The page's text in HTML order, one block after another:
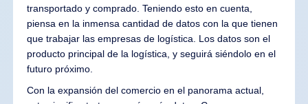
transportado y comprado. Teniendo esto en cuenta,
piensa en la inmensa cantidad de datos con la que tienen
que trabajar las empresas de logística. Los datos son el
producto principal de la logística, y seguirá siéndolo en el
futuro próximo.
Con la expansión del comercio en el panorama actual,